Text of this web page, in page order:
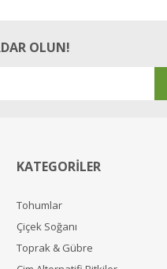
OLUN!
KATEGORİLER
Tohumlar
Çiçek Soğanı
Toprak & Gübre